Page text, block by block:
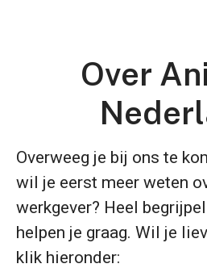
Over
Overweeg je bij ons te
wil je eerst meer weten
werkgever? Heel
helpen je graag. Wil je
klik hieronder: